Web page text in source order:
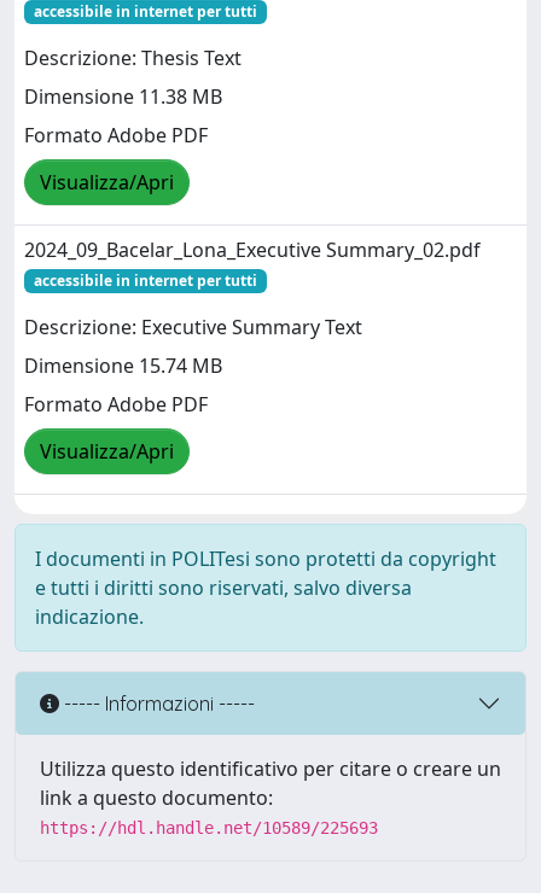
accessibile in internet per tutti
Descrizione: Thesis Text
Dimensione 11.38 MB
Formato Adobe PDF
Visualizza/Apri
2024_09_Bacelar_Lona_Executive Summary_02.pdf
accessibile in internet per tutti
Descrizione: Executive Summary Text
Dimensione 15.74 MB
Formato Adobe PDF
Visualizza/Apri
I documenti in POLITesi sono protetti da copyright
e tutti i diritti sono riservati, salvo diversa
indicazione.
----- Informazioni -----
Utilizza questo identificativo per citare o creare un
link a questo documento:
https://hdl.handle.net/10589/225693